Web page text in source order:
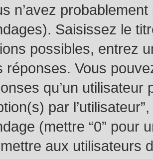
n’avez
Saisissez le
possibles, entrez
réponses. Vous
qu’un
par
(mettre “0” pour
aux utilisateurs